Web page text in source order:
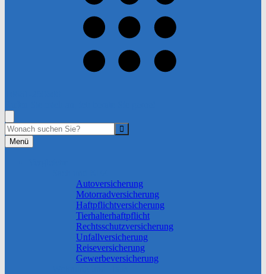
Menü
Autoversicherung
Motorradversicherung
Haftpflichtversicherung
Tierhalterhaftpflicht
Rechtsschutzversicherung
Unfallversicherung
Reiseversicherung
Gewerbeversicherung